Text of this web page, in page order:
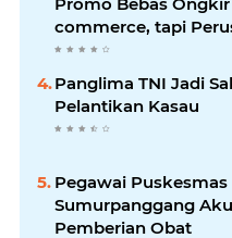
commerce, tapi
Kurir
Panglima TNI Jadi
Pelantikan Kasau
Pegawai Puskesmas
Sumurpanggang
Pemberian Obat